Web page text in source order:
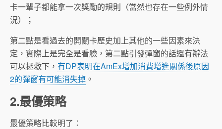
卡一輩子都能拿一次獎勵的規則（當然也存在一些例外情
況）；
第二點是看過去的開關卡歷史加上其他的一些因素來決
定，實際上是完全是看臉，第二點引發彈窗的話還有辦法
可以拯救下， 有DP表明在AmEx增加消費增進關係後原因
2的彈窗有可能消失掉 。
2.最優策略
最優策略比較明了：